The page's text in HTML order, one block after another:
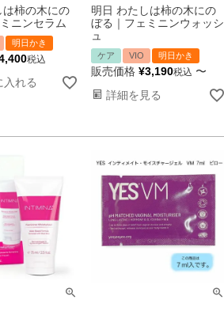
は柿の木にの
ニンセラム
明日かき
税込
入れる
明日 わたしは柿の木にの
ぼる｜フェミニンウォッシ
ュ
ケア VIO 明日かき
販売価格 ¥3,190税込 〜
詳細を見る